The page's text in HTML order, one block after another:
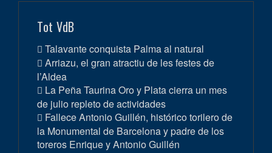
Tot VdB
Talavante conquista Palma al natural
Arriazu, el gran atractiu de les festes de
l’Aldea
La Peña Taurina Oro y Plata cierra un mes
de julio repleto de actividades
Fallece Antonio Guillén, histórico torilero de
la Monumental de Barcelona y padre de los
toreros Enrique y Antonio Guillén